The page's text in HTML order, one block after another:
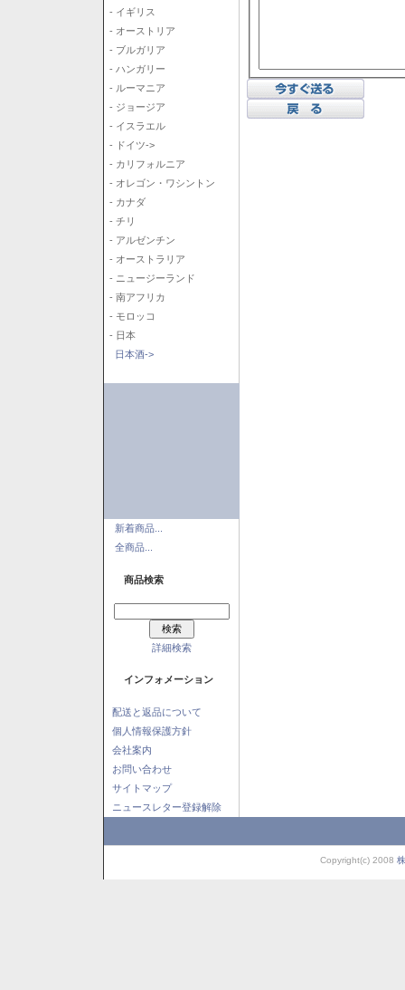
- イギリス
- オーストリア
- ブルガリア
- ハンガリー
- ルーマニア
- ジョージア
- イスラエル
- ドイツ->
- カリフォルニア
- オレゴン・ワシントン
- カナダ
- チリ
- アルゼンチン
- オーストラリア
- ニュージーランド
- 南アフリカ
- モロッコ
- 日本
日本酒->
新着商品...
全商品...
商品検索
詳細検索
インフォメーション
配送と返品について
個人情報保護方針
会社案内
お問い合わせ
サイトマップ
ニュースレター登録解除
Copyright(c) 2008